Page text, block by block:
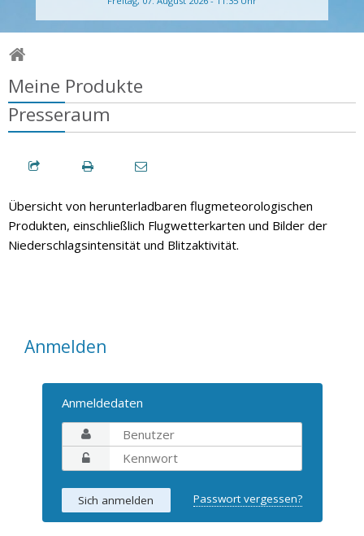
Meine Produkte
Presseraum
Übersicht von herunterladbaren flugmeteorologischen
Produkten, einschließlich Flugwetterkarten und Bilder der
Niederschlagsintensität und Blitzaktivität.
Anmelden
Anmeldedaten
Passwort vergessen?